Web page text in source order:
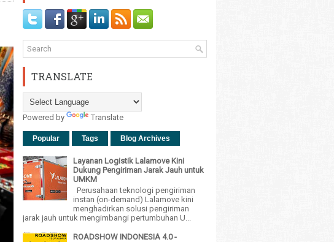
TRANSLATE
Powered by Translate
Popular Tags Blog Archives
Layanan Logistik Lalamove Kini
Dukung Pengiriman Jarak Jauh untuk
UMKM
Perusahaan teknologi pengiriman
instan (on-demand) Lalamove kini
menghadirkan solusi pengiriman
jarak jauh untuk mengimbangi pertumbuhan U...
ROADSHOW INDONESIA 4.0 -